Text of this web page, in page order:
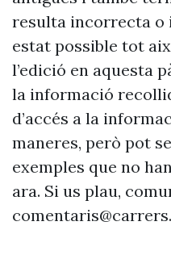
resulta incorrecta o
estat possible tot
l’edició en aquesta
la informació
d’accés a la
maneres, però pot
exemples que no
ara. Si us plau,